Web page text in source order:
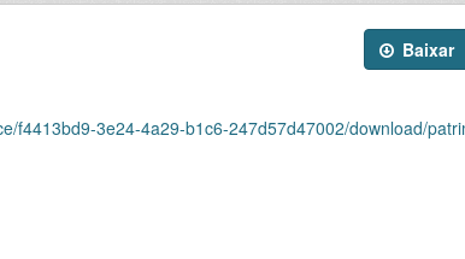
Baixar
3e24-4a29-b1c6-247d57d47002/download/